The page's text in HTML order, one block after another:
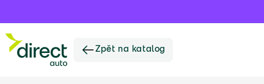
Zpět na katalog